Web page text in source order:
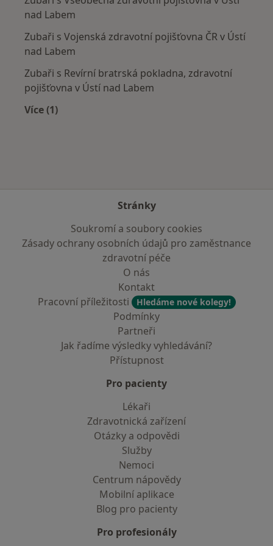
nad Labem
Zubaři s Vojenská zdravotní pojišťovna ČR v Ústí
nad Labem
Zubaři s Revírní bratrská pokladna, zdravotní
pojišťovna v Ústí nad Labem
Více (1)
Stránky
Soukromí a soubory cookies
Zásady ochrany osobních údajů pro zaměstnance
zdravotní péče
O nás
Kontakt
Pracovní příležitosti
Hledáme nové kolegy!
Podmínky
Partneři
Jak řadíme výsledky vyhledávání?
Přístupnost
Pro pacienty
Lékaři
Zdravotnická zařízení
Otázky a odpovědi
Služby
Nemoci
Centrum nápovědy
Mobilní aplikace
Blog pro pacienty
Pro profesionály